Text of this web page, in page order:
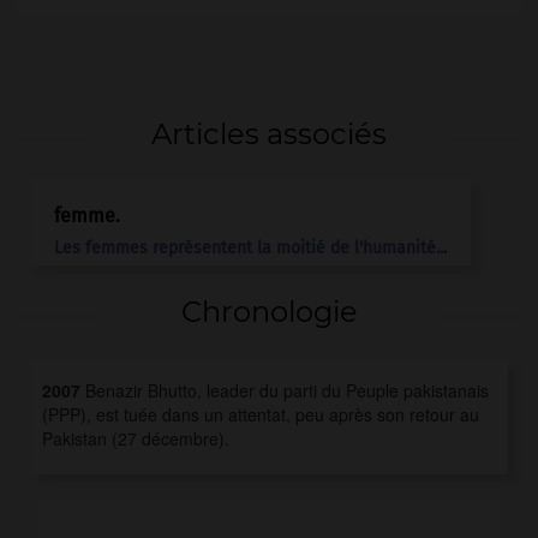
Articles associés
femme.
Chronologie
2007 Benazir Bhutto, leader du parti du Peuple pakistanais
(PPP), est tuée dans un attentat, peu après son retour au
Pakistan (27 décembre).